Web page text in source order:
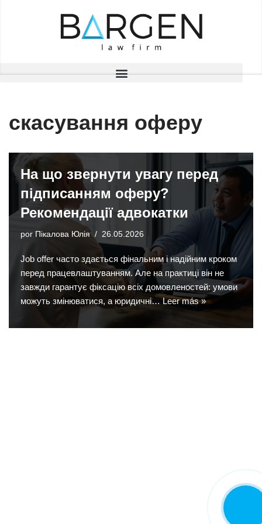
скасування оферу
На що звернути увагу перед
підписанням оферу?
Рекомендації адвокатки
por Пікалова Юлія 26.05.2026
Job offer часто здається фінальним і надійним кроком
перед працевлаштуванням. Але на практиці він не
завжди гарантує фіксацію всіх домовленостей: умови
можуть змінюватися, а юридичні…Leer más »